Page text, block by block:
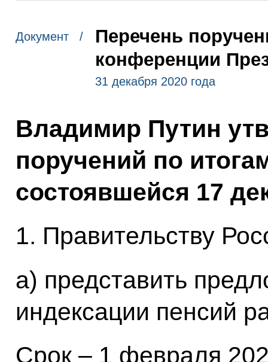
Документ /
Перечень
конференции
31 декабря 2020 года
Владимир Путин
поручений по
состоявшейся 17
1. Правительству
а) представить
индексации пенсий
Срок – 1 февраля